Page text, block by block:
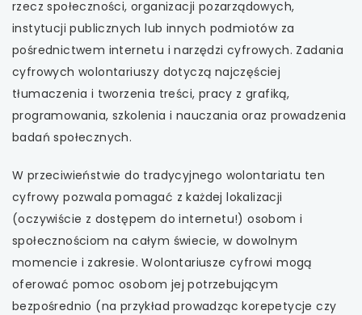
rzecz społeczności, organizacji pozarządowych,
instytucji publicznych lub innych podmiotów za
pośrednictwem internetu i narzędzi cyfrowych. Zadania
cyfrowych wolontariuszy dotyczą najczęściej
tłumaczenia i tworzenia treści, pracy z grafiką,
programowania, szkolenia i nauczania oraz prowadzenia
badań społecznych.
W przeciwieństwie do tradycyjnego wolontariatu ten
cyfrowy pozwala pomagać z każdej lokalizacji
(oczywiście z dostępem do internetu!) osobom i
społecznościom na całym świecie, w dowolnym
momencie i zakresie. Wolontariusze cyfrowi mogą
oferować pomoc osobom jej potrzebującym
bezpośrednio (na przykład prowadząc korepetycje czy